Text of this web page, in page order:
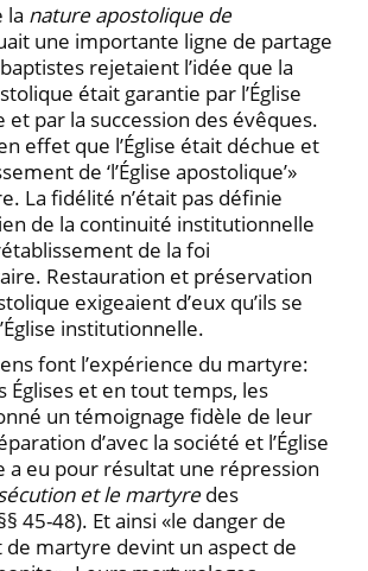
la nature apostolique de
une importante ligne de partage
rejetaient l’idée que la
était garantie par l’Église
par la succession des évêques.
effet que l’Église était déchue et
de ‘l’Église apostolique’»
La fidélité n’était pas définie
de la continuité institutionnelle
de la foi
Restauration et préservation
exigeaient d’eux qu’ils se
institutionnelle.
font l’expérience du martyre:
Églises et en tout temps, les
un témoignage fidèle de leur
d’avec la société et l’Église
a eu pour résultat une répression
et le martyredes
45-48). Et ainsi «le danger de
martyre devint un aspect de